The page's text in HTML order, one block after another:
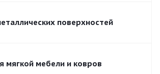
поверхностей
мягкой мебели и ковров